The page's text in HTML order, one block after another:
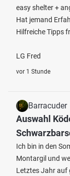
easy shelter +
Hat jemand
Hilfreiche Tipps
LG Fred
vor 1 Stunde
Barracuder
Auswahl
Ich bin in den
Montargil und
Letztes Jahr auf